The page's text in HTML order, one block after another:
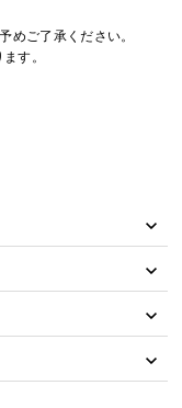
めご了承ください。
す。